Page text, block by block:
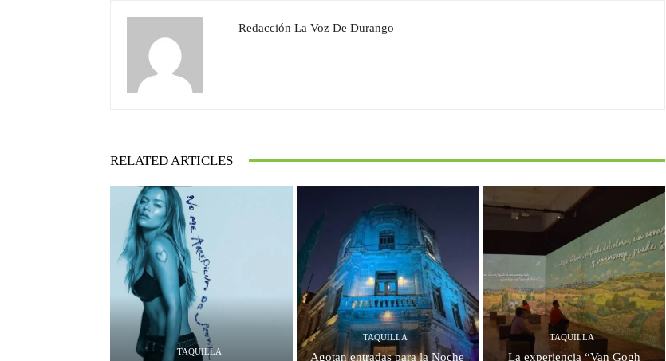
Redacción La Voz De Durango
RELATED ARTICLES
TAQUILLA
TAQUILLA
Agotan entradas para la Noche
TAQUILLA
La experiencia “Van Gogh